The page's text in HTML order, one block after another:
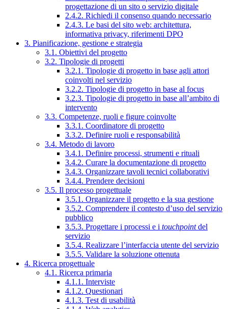
progettazione di un sito o servizio digitale
2.4.2. Richiedi il consenso quando necessario
2.4.3. Le basi del sito web: architettura,
informativa privacy, riferimenti DPO
3. Pianificazione, gestione e strategia
3.1. Obiettivi del progetto
3.2. Tipologie di progetti
3.2.1. Tipologie di progetto in base agli attori
coinvolti nel servizio
3.2.2. Tipologie di progetto in base al focus
3.2.3. Tipologie di progetto in base all’ambito di
intervento
3.3. Competenze, ruoli e figure coinvolte
3.3.1. Coordinatore di progetto
3.3.2. Definire ruoli e responsabilità
3.4. Metodo di lavoro
3.4.1. Definire processi, strumenti e rituali
3.4.2. Curare la documentazione di progetto
3.4.3. Organizzare tavoli tecnici collaborativi
3.4.4. Prendere decisioni
3.5. Il processo progettuale
3.5.1. Organizzare il progetto e la sua gestione
3.5.2. Comprendere il contesto d’uso del servizio
pubblico
3.5.3. Progettare i processi e i touchpointdel
servizio
3.5.4. Realizzare l’interfaccia utente del servizio
3.5.5. Validare la soluzione ottenuta
4. Ricerca progettuale
4.1. Ricerca primaria
4.1.1. Interviste
4.1.2. Questionari
4.1.3. Test di usabilità